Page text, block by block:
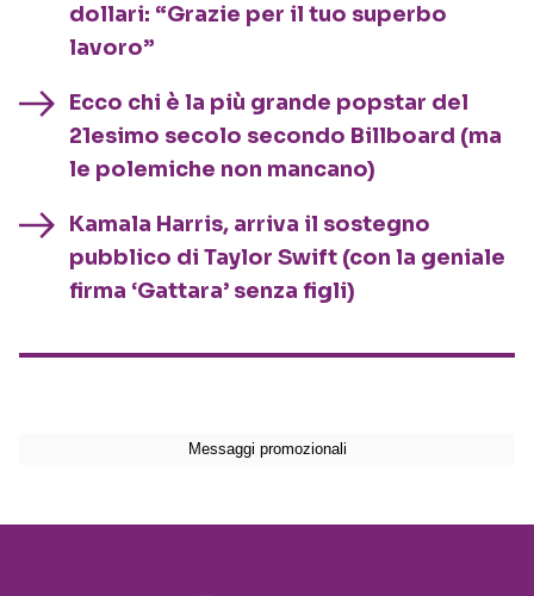
dollari: “Grazie per il tuo superbo
lavoro”
Ecco chi è la più grande popstar del
21esimo secolo secondo Billboard (ma
le polemiche non mancano)
Kamala Harris, arriva il sostegno
pubblico di Taylor Swift (con la geniale
firma ‘Gattara’ senza figli)